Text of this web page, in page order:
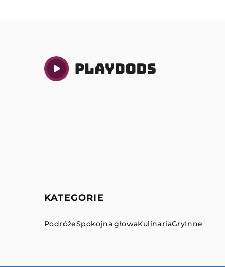
KATEGORIE
PodróżeSpokojna głowaKulinariaGryInne